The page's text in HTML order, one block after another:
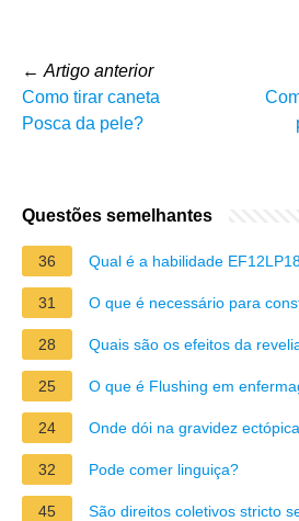
← Artigo anterior
Como tirar caneta
Posca da pele?
Questões semelhantes
36 Qual é a habilidade
31 O que é necessário para
28 Quais são os efeitos da
25 O que é Flushing em
24 Onde dói na gravidez
32 Pode comer linguiça?
45 São direitos coletivos stricto